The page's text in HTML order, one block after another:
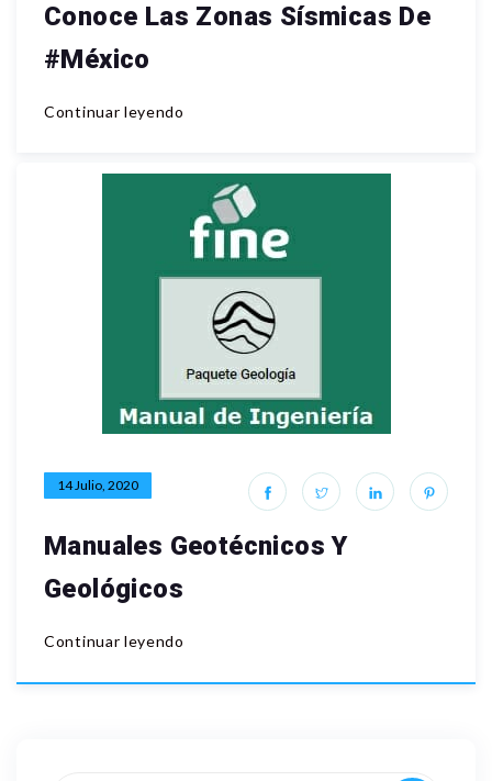
Conoce Las Zonas Sísmicas De
#México
Continuar leyendo
14 Julio, 2020
Manuales Geotécnicos Y
Geológicos
Continuar leyendo